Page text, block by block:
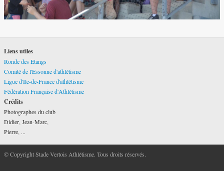
Liens utiles
Ronde des Etangs
Comité de l'Essonne d'athlétisme
Ligue d'Ile-de-France d'athlétisme
Fédération Française d'Athlétisme
Crédits
Photographes du club
Didier, Jean-Marc,
Pierre, ...
© Copyright Stade Vertois Athlétisme. Tous droits réservés.